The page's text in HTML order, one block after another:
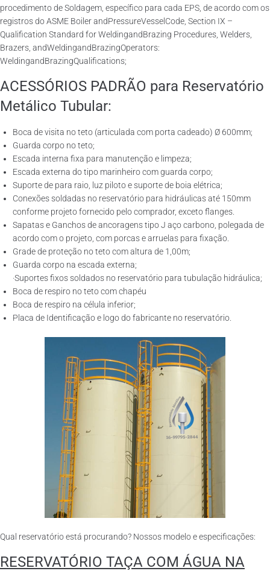
procedimento de Soldagem, específico para cada EPS, de acordo com os
registros do ASME Boiler andPressureVesselCode, Section IX –
Qualification Standard for WeldingandBrazing Procedures, Welders,
Brazers, andWeldingandBrazingOperators:
WeldingandBrazingQualifications;
ACESSÓRIOS PADRÃO para Reservatório
Metálico Tubular:
Boca de visita no teto (articulada com porta cadeado) Ø 600mm;
Guarda corpo no teto;
Escada interna fixa para manutenção e limpeza;
Escada externa do tipo marinheiro com guarda corpo;
Suporte de para raio, luz piloto e suporte de boia elétrica;
Conexões soldadas no reservatório para hidráulicas até 150mm
conforme projeto fornecido pelo comprador, exceto flanges.
Sapatas e Ganchos de ancoragens tipo J aço carbono, polegada de
acordo com o projeto, com porcas e arruelas para fixação.
Grade de proteção no teto com altura de 1,00m;
Guarda corpo na escada externa;
·Suportes fixos soldados no reservatório para tubulação hidráulica;
Boca de respiro no teto com chapéu
Boca de respiro na célula inferior;
Placa de Identificação e logo do fabricante no reservatório.
Qual reservatório está procurando? Nossos modelo e especificações:
RESERVATÓRIO TAÇA COM ÁGUA NA